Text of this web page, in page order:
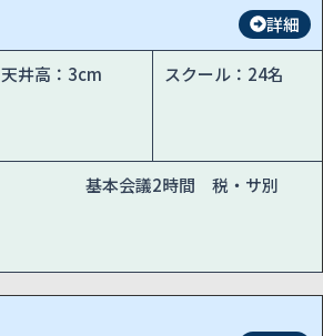
詳細
天井高：3cm スクール：24名
基本会議2時間 税・サ別